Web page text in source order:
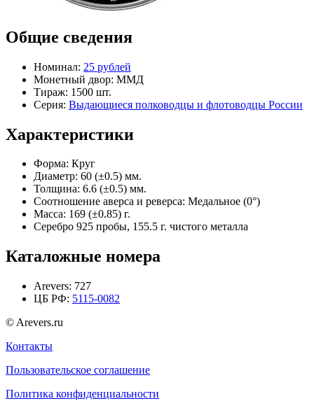
Общие сведения
Номинал: 25 рублей
Монетный двор: ММД
Тираж: 1500 шт.
Серия: Выдающиеся полководцы и флотоводцы России
Характеристики
Форма: Круг
Диаметр: 60 (±0.5) мм.
Толщина: 6.6 (±0.5) мм.
Соотношение аверса и реверса: Медальное (0°)
Масса: 169 (±0.85) г.
Серебро 925 пробы, 155.5 г. чистого металла
Каталожные номера
Arevers: 727
ЦБ РФ: 5115-0082
© Arevers.ru
Контакты
Пользовательское соглашение
Политика конфиденциальности